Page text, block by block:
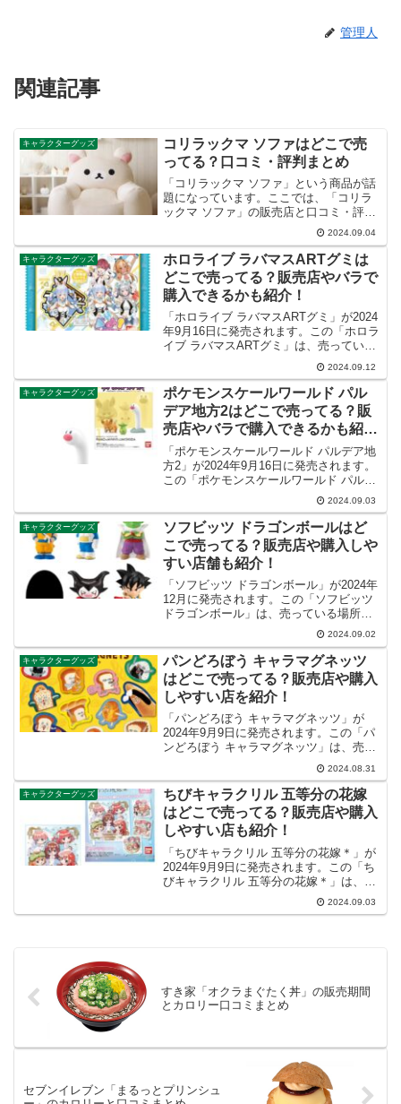
管理人
関連記事
キャラクターグッズ
コリラックマ ソファはどこで売
ってる？口コミ・評判まとめ
「コリラックマ ソファ」という商品が話
題になっています。ここでは、「コリラ
ックマ ソファ」の販売店と口コミ・評判
2024.09.04
キャラクターグッズ
ホロライブ ラバマスARTグミは
どこで売ってる？販売店やバラで
購入できるかも紹介！
「ホロライブ ラバマスARTグミ」が2024
年9月16日に発売されます。この「ホロラ
イブ ラバマスARTグミ」は、売っている
場所が見つからないことがあるなど人気
があります。この記事では、ホロライブ
ラバマスARTグミが購入できる店舗やバ
ラで...
2024.09.12
キャラクターグッズ
ポケモンスケールワールド パル
デア地方2はどこで売ってる？販
売店やバラで購入できるかも紹
介！
「ポケモンスケールワールド パルデア地
方2」が2024年9月16日に発売されます。
この「ポケモンスケールワールド パルデ
ア地方2」は、売っている場所が見つから
ないことがあるなど人気があります。こ
の記事では、ポケモンスケールワールド
パルデア...
2024.09.03
キャラクターグッズ
ソフビッツ ドラゴンボールはど
こで売ってる？販売店や購入しや
すい店舗も紹介！
「ソフビッツ ドラゴンボール」が2024年
12月に発売されます。この「ソフビッツ
ドラゴンボール」は、売っている場所が
見つからないことがあるなど人気があり
ます。この記事では、ソフビッツ ドラゴ
ンボールが購入できる店舗や購入しやす
い店舗につい...
2024.09.02
キャラクターグッズ
パンどろぼう キャラマグネッツ
はどこで売ってる？販売店や購入
しやすい店を紹介！
「パンどろぼう キャラマグネッツ」が
2024年9月9日に発売されます。この「パ
ンどろぼう キャラマグネッツ」は、売っ
ている場所が見つからないことがあるな
ど人気があります。この記事では、パン
どろぼう キャラマグネッツが購入できる
店舗や購入しや...
2024.08.31
キャラクターグッズ
ちびキャラクリル 五等分の花嫁
はどこで売ってる？販売店や購入
しやすい店も紹介！
「ちびキャラクリル 五等分の花嫁＊」が
2024年9月9日に発売されます。この「ち
びキャラクリル 五等分の花嫁＊」は、売
っている場所が見つからないことがある
など人気があります。この記事では、ち
2024.09.03
すき家「オクラまぐたく丼」の販売期間
とカロリー口コミまとめ
セブンイレブン「まるっとプリンシュ